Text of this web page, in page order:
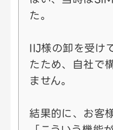
た。
IIJ様の卸を受け
たため、自社で
ません。
結果的に、お客